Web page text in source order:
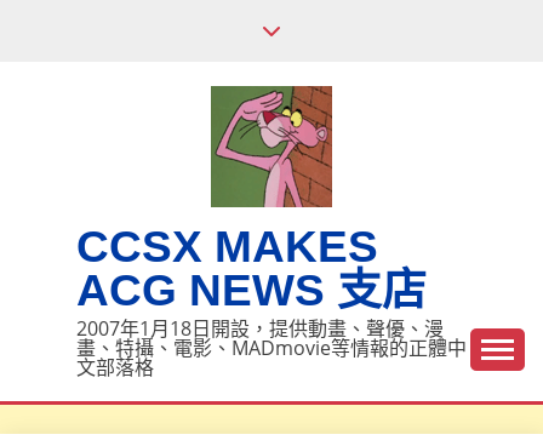
CCSX MAKES
ACG NEWS 支店
2007年1月18日開設，提供動畫、聲優、漫
畫、特攝、電影、MADmovie等情報的正體中
文部落格